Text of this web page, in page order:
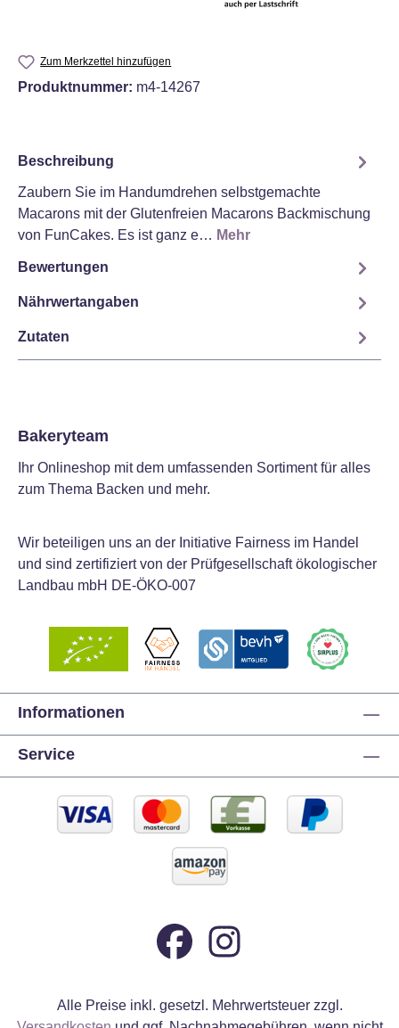
Zum Merkzettel hinzufügen
Produktnummer: m4-14267
Beschreibung
Zaubern Sie im Handumdrehen selbstgemachte
Macarons mit der Glutenfreien Macarons Backmischung
von FunCakes. Es ist ganz e… Mehr
Bewertungen
Nährwertangaben
Zutaten
Bakeryteam
Ihr Onlineshop mit dem umfassenden Sortiment für alles
zum Thema Backen und mehr.
Wir beteiligen uns an der Initiative Fairness im Handel
und sind zertifiziert von der Prüfgesellschaft ökologischer
Landbau mbH DE-ÖKO-007
Informationen
Service
Alle Preise inkl. gesetzl. Mehrwertsteuer zzgl.